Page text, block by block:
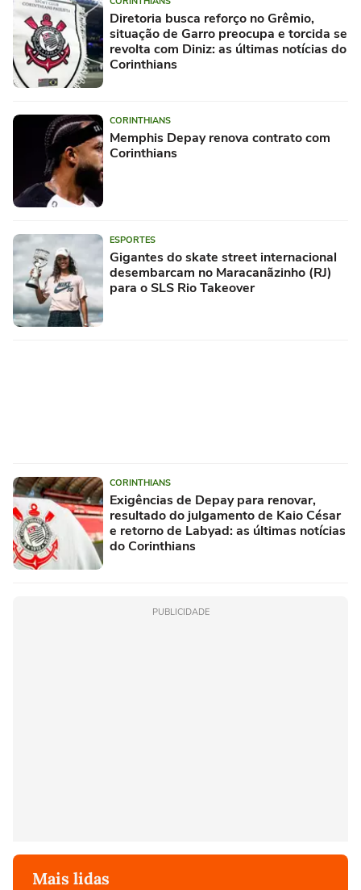
Diretoria busca reforço no Grêmio,
situação de Garro preocupa e torcida se
revolta com Diniz: as últimas notícias do
Corinthians
CORINTHIANS
Memphis Depay renova contrato com
Corinthians
ESPORTES
Gigantes do skate street internacional
desembarcam no Maracanãzinho (RJ)
para o SLS Rio Takeover
CORINTHIANS
Exigências de Depay para renovar,
resultado do julgamento de Kaio César
e retorno de Labyad: as últimas notícias
do Corinthians
PUBLICIDADE
Mais lidas